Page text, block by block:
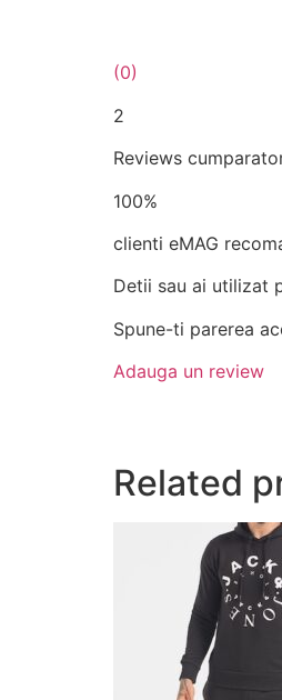
(0)
2
Reviews
100%
clienti eMAG
Detii sau ai utilizat
Spune-ti parerea
Adauga un review
Related